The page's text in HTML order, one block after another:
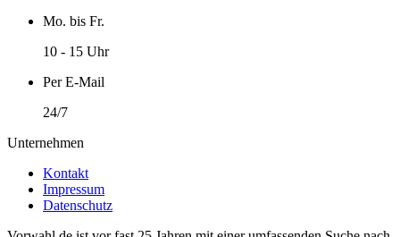
Mo. bis Fr.
10 - 15 Uhr
Per E-Mail
24/7
Unternehmen
Kontakt
Impressum
Datenschutz